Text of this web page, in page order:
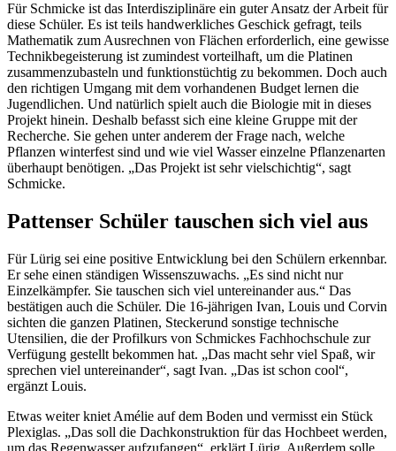
Für Schmicke ist das Interdisziplinäre ein guter Ansatz der Arbeit für
diese Schüler. Es ist teils handwerkliches Geschick gefragt, teils
Mathematik zum Ausrechnen von Flächen erforderlich, eine gewisse
Technikbegeisterung ist zumindest vorteilhaft, um die Platinen
zusammenzubasteln und funktionstüchtig zu bekommen. Doch auch
den richtigen Umgang mit dem vorhandenen Budget lernen die
Jugendlichen. Und natürlich spielt auch die Biologie mit in dieses
Projekt hinein. Deshalb befasst sich eine kleine Gruppe mit der
Recherche. Sie gehen unter anderem der Frage nach, welche
Pflanzen winterfest sind und wie viel Wasser einzelne Pflanzenarten
überhaupt benötigen. „Das Projekt ist sehr vielschichtig“, sagt
Schmicke.
Pattenser Schüler tauschen sich viel aus
Für Lürig sei eine positive Entwicklung bei den Schülern erkennbar.
Er sehe einen ständigen Wissenszuwachs. „Es sind nicht nur
Einzelkämpfer. Sie tauschen sich viel untereinander aus.“ Das
bestätigen auch die Schüler. Die 16-jährigen Ivan, Louis und Corvin
sichten die ganzen Platinen, Steckerund sonstige technische
Utensilien, die der Profilkurs von Schmickes Fachhochschule zur
Verfügung gestellt bekommen hat. „Das macht sehr viel Spaß, wir
sprechen viel untereinander“, sagt Ivan. „Das ist schon cool“,
ergänzt Louis.
Etwas weiter kniet Amélie auf dem Boden und vermisst ein Stück
Plexiglas. „Das soll die Dachkonstruktion für das Hochbeet werden,